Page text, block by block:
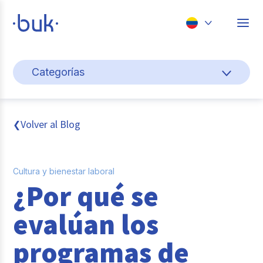
Perú
Categorías
Cultura y bienestar laboral
Gestión de personas
Pago de nómina
Buk
Transformación digital
Tendencias y Data
❮Volver al Blog
Cultura y bienestar laboral
¿Por qué se
evalúan los
programas de